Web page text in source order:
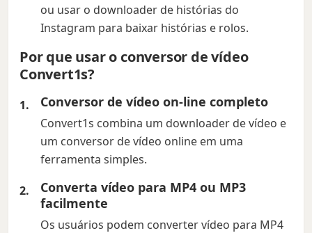
ou usar o downloader de histórias do
Instagram para baixar histórias e rolos.
Por que usar o conversor de vídeo
Convert1s?
Conversor de vídeo on-line completo
Convert1s combina um downloader de vídeo e
um conversor de vídeo online em uma
ferramenta simples.
Converta vídeo para MP4 ou MP3
facilmente
Os usuários podem converter vídeo para MP4